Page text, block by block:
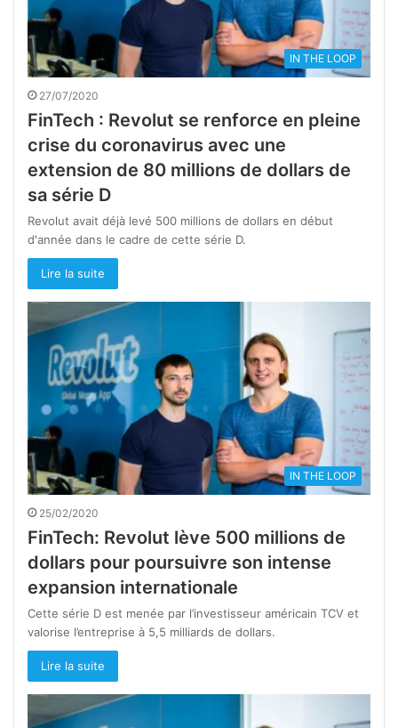
IN THE LOOP
27/07/2020
FinTech : Revolut se renforce en pleine
crise du coronavirus avec une
extension de 80 millions de dollars de
sa série D
Revolut avait déjà levé 500 millions de dollars en début
d'année dans le cadre de cette série D.
Lire la suite
IN THE LOOP
25/02/2020
FinTech: Revolut lève 500 millions de
dollars pour poursuivre son intense
expansion internationale
Cette série D est menée par l’investisseur américain TCV et
valorise l’entreprise à 5,5 milliards de dollars.
Lire la suite